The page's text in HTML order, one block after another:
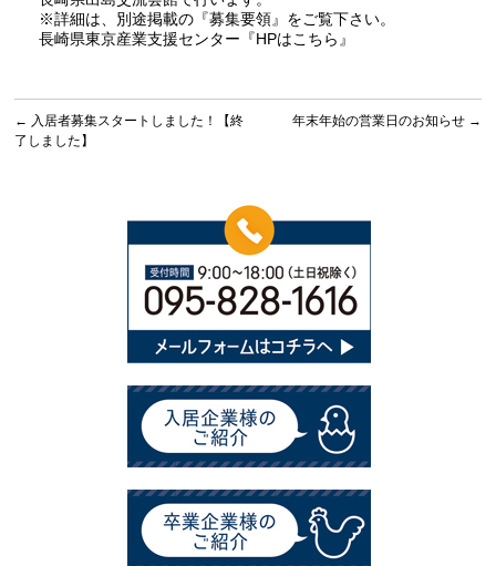
※詳細は、別途掲載の『募集要領』をご覧下さい。
長崎県東京産業支援センター『HPはこちら 』
← 入居者募集スタートしました！【終
了しました】
年末年始の営業日のお知らせ →